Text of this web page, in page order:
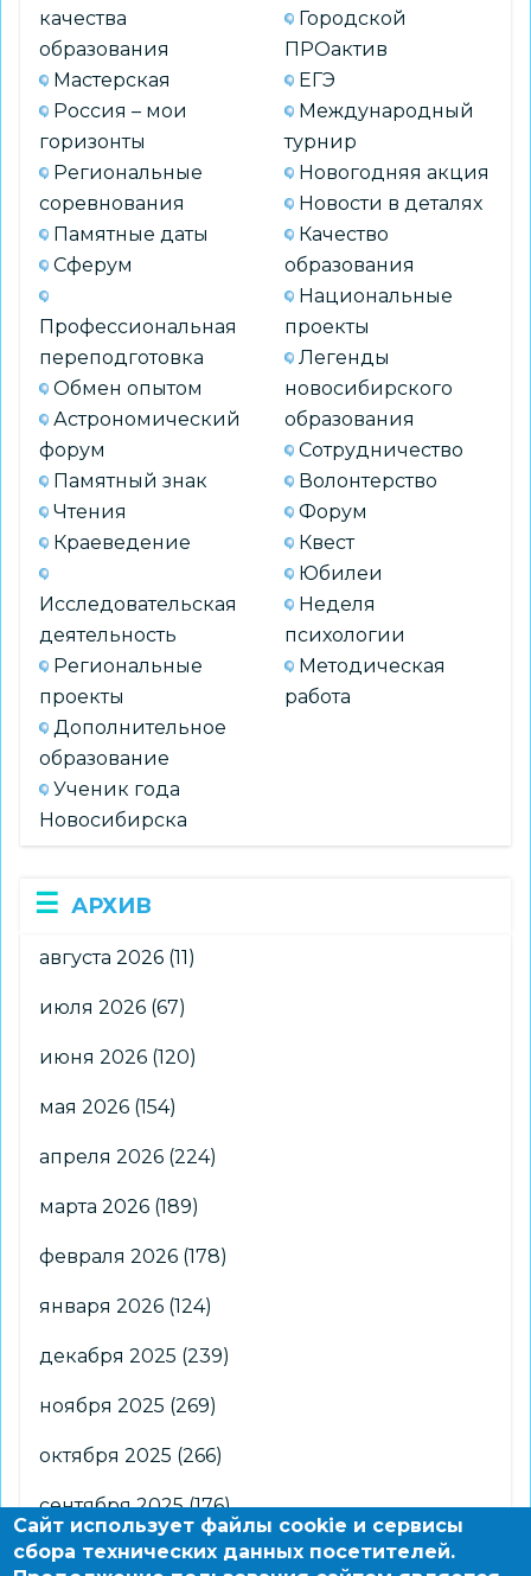
качества
образования
Мастерская
Россия – мои
горизонты
Региональные
соревнования
Памятные даты
Сферум
Профессиональная
переподготовка
Обмен опытом
Астрономический
форум
Памятный знак
Чтения
Краеведение
Исследовательская
деятельность
Региональные
проекты
Дополнительное
образование
Ученик года
Новосибирска
Городской
ПРОактив
ЕГЭ
Международный
турнир
Новогодняя акция
Новости в деталях
Качество
образования
Национальные
проекты
Легенды
новосибирского
образования
Сотрудничество
Волонтерство
Форум
Квест
Юбилеи
Неделя
психологии
Методическая
работа
АРХИВ
августа 2026 (11)
июля 2026 (67)
июня 2026 (120)
мая 2026 (154)
апреля 2026 (224)
марта 2026 (189)
февраля 2026 (178)
января 2026 (124)
декабря 2025 (239)
ноября 2025 (269)
октября 2025 (266)
сентября 2025(176)
августа 2025(2)
Сайт использует файлы cookie и сервисы
сбора технических данных посетителей.